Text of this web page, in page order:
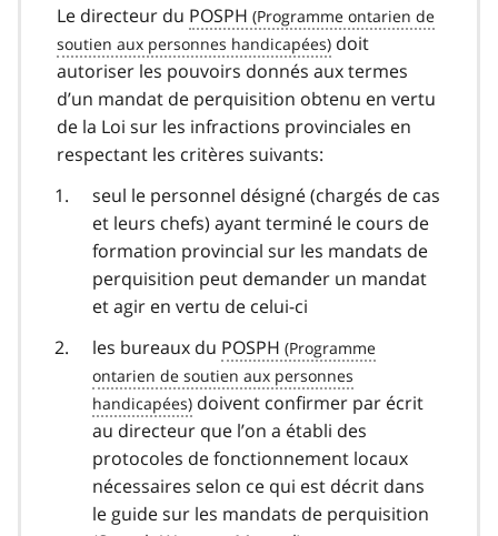
Le directeur du POSPH
doit
autoriser les pouvoirs donnés aux termes
d’un mandat de perquisition obtenu en vertu
de la Loi sur les infractions provinciales en
respectant les critères suivants:
seul le personnel désigné (chargés de cas
et leurs chefs) ayant terminé le cours de
formation provincial sur les mandats de
perquisition peut demander un mandat
et agir en vertu de celui-ci
les bureaux du POSPH
doivent confirmer par écrit
au directeur que l’on a établi des
protocoles de fonctionnement locaux
nécessaires selon ce qui est décrit dans
le guide sur les mandats de perquisition